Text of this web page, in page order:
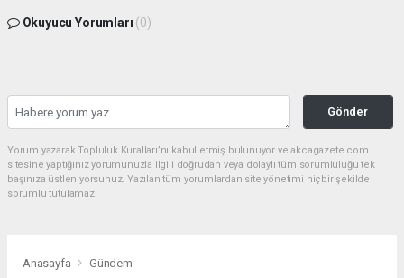
Okuyucu Yorumları (0)
Gönder
Yorum yazarak Topluluk Kuralları’nı kabul etmiş bulunuyor ve akcagazete.com
sitesine yaptığınız yorumunuzla ilgili doğrudan veya dolaylı tüm sorumluluğu tek
başınıza üstleniyorsunuz. Yazılan tüm yorumlardan site yönetimi hiçbir şekilde
sorumlu tutulamaz.
Anasayfa Gündem